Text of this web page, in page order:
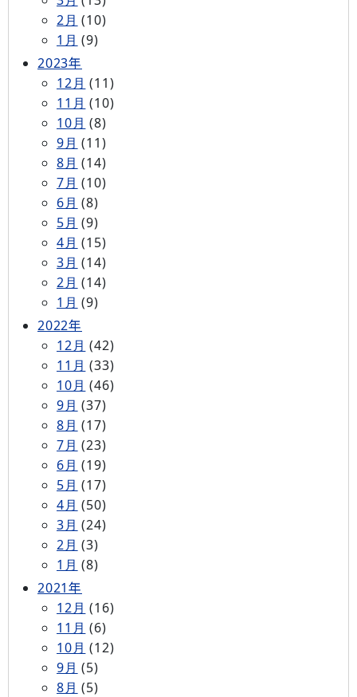
2月 (10)
1月 (9)
2023年
12月 (11)
11月 (10)
10月 (8)
9月 (11)
8月 (14)
7月 (10)
6月 (8)
5月 (9)
4月 (15)
3月 (14)
2月 (14)
1月 (9)
2022年
12月 (42)
11月 (33)
10月 (46)
9月 (37)
8月 (17)
7月 (23)
6月 (19)
5月 (17)
4月 (50)
3月 (24)
2月 (3)
1月 (8)
2021年
12月 (16)
11月 (6)
10月 (12)
9月 (5)
8月 (5)